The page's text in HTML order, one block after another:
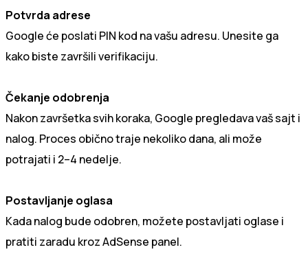
Potvrda adrese
Google će poslati PIN kod na vašu adresu. Unesite ga
kako biste završili verifikaciju.
Čekanje odobrenja
Nakon završetka svih koraka, Google pregledava vaš sajt i
nalog. Proces obično traje nekoliko dana, ali može
potrajati i 2–4 nedelje.
Postavljanje oglasa
Kada nalog bude odobren, možete postavljati oglase i
pratiti zaradu kroz AdSense panel.